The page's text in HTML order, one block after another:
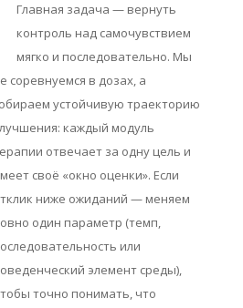
Главная задача — вернуть
контроль над самочувствием
мягко и последовательно. Мы
соревнуемся в дозах, а
устойчивую траекторию
каждый модуль
отвечает за одну цель и
своё «окно оценки». Если
ниже ожиданий — меняем
один параметр (темп,
или
элемент среды),
точно понимать, что